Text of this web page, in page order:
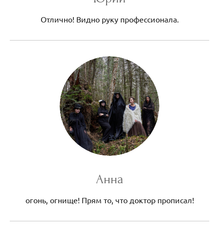
Отлично! Видно руку профессионала.
Анна
огонь, огнище! Прям то, что доктор прописал!